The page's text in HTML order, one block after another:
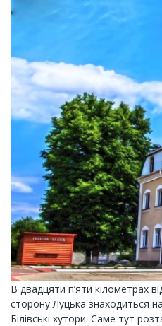
В двадцяти п’яти кілометрах
сторону Луцька знаходиться
Білівські хутори. Саме тут